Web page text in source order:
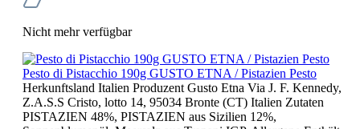
Nicht mehr verfügbar
Pesto di Pistacchio 190g GUSTO ETNA / Pistazien Pesto
Herkunftsland Italien Produzent Gusto Etna Via J. F. Kennedy,
Z.A.S.S Cristo, lotto 14, 95034 Bronte (CT) Italien Zutaten
PISTAZIEN 48%, PISTAZIEN aus Sizilien 12%,